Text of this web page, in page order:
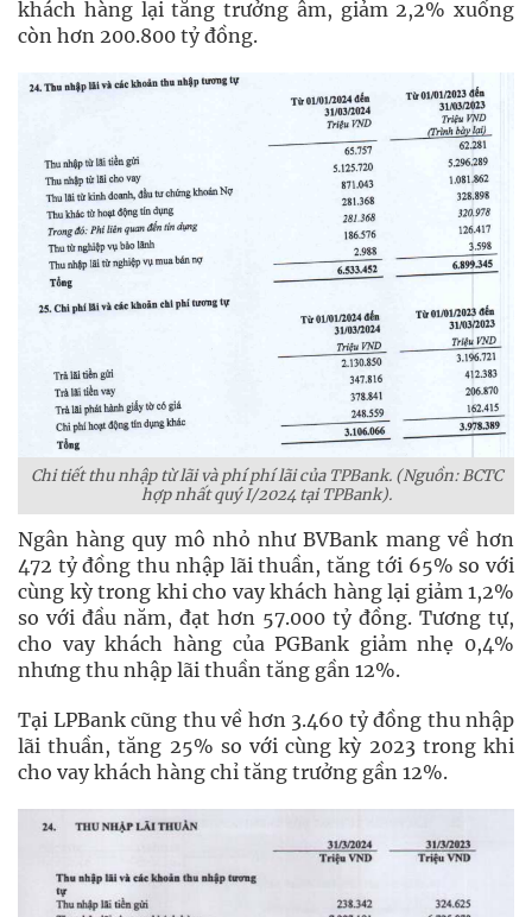
khách hàng lại tăng trưởng âm, giảm 2,2% xuống
còn hơn 200.800 tỷ đồng.
Chi tiết thu nhập từ lãi và phí phí lãi của TPBank. (Nguồn: BCTC
hợp nhất quý I/2024 tại TPBank).
Ngân hàng quy mô nhỏ như BVBank mang về hơn
472 tỷ đồng thu nhập lãi thuần, tăng tới 65% so với
cùng kỳ trong khi cho vay khách hàng lại giảm 1,2%
so với đầu năm, đạt hơn 57.000 tỷ đồng. Tương tự,
cho vay khách hàng của PGBank giảm nhẹ 0,4%
nhưng thu nhập lãi thuần tăng gần 12%.
Tại LPBank cũng thu về hơn 3.460 tỷ đồng thu nhập
lãi thuần, tăng 25% so với cùng kỳ 2023 trong khi
cho vay khách hàng chỉ tăng trưởng gần 12%.